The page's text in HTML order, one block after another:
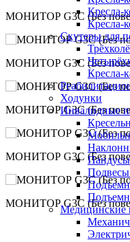
Кресла-
Кресла-
Скутеры для
Кресла-
Ходунки
Инвалидные
Пандусы
Подвесы
Медицинские
МОНИТОР G3C (Без
МОНИТОР G3C (Без
МОНИТОР G3C (Без
МОНИТОР G3C (Без
МОНИТОР G3C (Без